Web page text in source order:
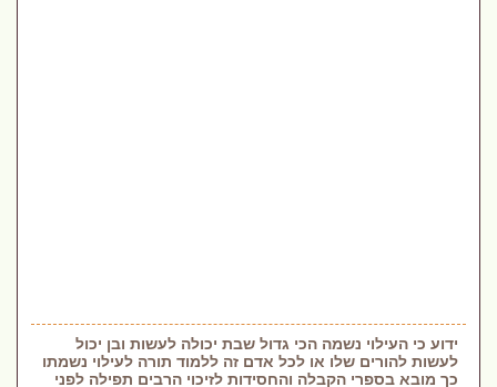
ידוע כי העילוי נשמה הכי גדול שבת יכולה לעשות ובן יכול
לעשות להורים שלו או לכל אדם זה ללמוד תורה לעילוי נשמתו
כך מובא בספרי הקבלה והחסידות לזיכוי הרבים תפילה לפני